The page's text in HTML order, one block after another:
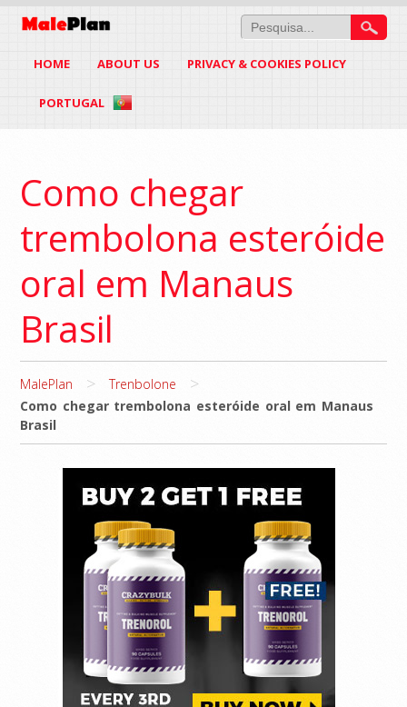
HOME ABOUT US PRIVACY & COOKIES POLICY
PORTUGAL
Como chegar
trembolona esteróide
oral em Manaus
Brasil
MalePlan > Trenbolone >
Como chegar trembolona esteróide oral em Manaus
Brasil